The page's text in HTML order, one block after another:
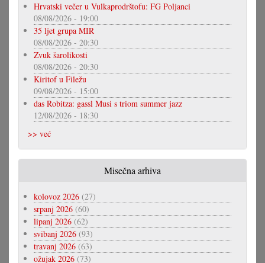
Hrvatski večer u Vulkaprodrštofu: FG Poljanci
08/08/2026 - 19:00
35 ljet grupa MIR
08/08/2026 - 20:30
Zvuk šarolikosti
08/08/2026 - 20:30
Kiritof u Filežu
09/08/2026 - 15:00
das Robitza: gassl Musi s triom summer jazz
12/08/2026 - 18:30
>> već
Misečna arhiva
kolovoz 2026 (27)
srpanj 2026 (60)
lipanj 2026 (62)
svibanj 2026 (93)
travanj 2026 (63)
ožujak 2026 (73)